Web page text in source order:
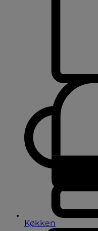
Køkken